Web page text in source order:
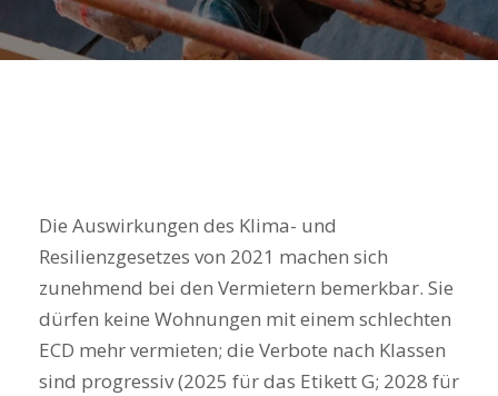
Die Auswirkungen des Klima- und
Resilienzgesetzes von 2021 machen sich
zunehmend bei den Vermietern bemerkbar. Sie
dürfen keine Wohnungen mit einem schlechten
ECD mehr vermieten; die Verbote nach Klassen
sind progressiv (2025 für das Etikett G; 2028 für